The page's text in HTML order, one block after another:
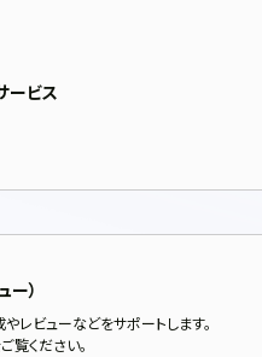
ービス
ー）
レビューなどをサポートします。
覧ください。